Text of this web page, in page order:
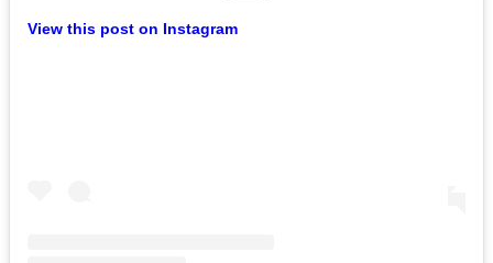
View this post on Instagram